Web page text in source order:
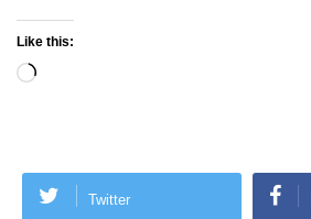
Like this:
Loading…
Twitter